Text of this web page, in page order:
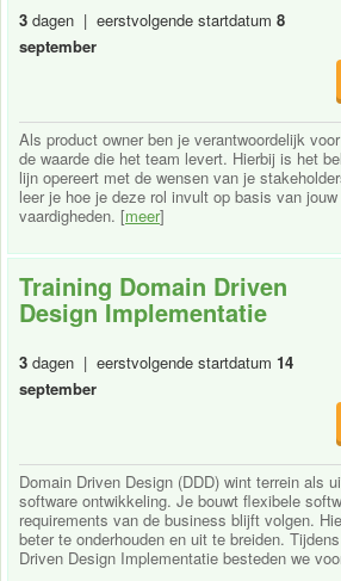
3 dagen | eerstvolgende startdatum 8
september
Als product owner ben je verantwoordelijk
de waarde die het team levert. Hierbij is het
lijn opereert met de wensen van je
leer je hoe je deze rol invult op basis van
vaardigheden. [meer]
Training Domain Driven
Design Implementatie
3 dagen | eerstvolgende startdatum 14
september
Domain Driven Design (DDD) wint terrein als
software ontwikkeling. Je bouwt flexibele
requirements van de business blijft volgen.
beter te onderhouden en uit te breiden.
Driven Design Implementatie besteden we